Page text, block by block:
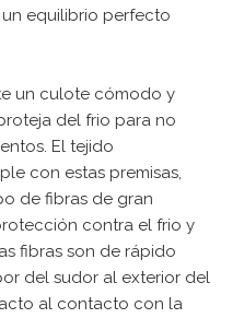
equilibrio perfecto
un culote cómodo y
del frio para no
El tejido
con estas premisas,
de fibras de gran
contra el frio y
fibras son de rápido
del sudor al exterior del
al contacto con la